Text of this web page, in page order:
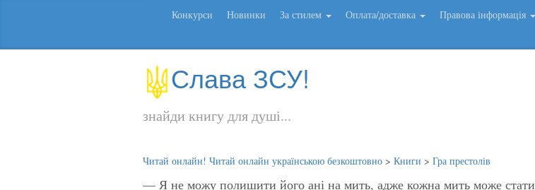
Конкурси Новинки За стилем Оплата/доставка Правова інформація
Слава ЗСУ!
знайди книгу для душі...
Читай онлайн! Читай онлайн українською безкоштовно > Книги > Гра престолів
— Я не можу полишити його ані на мить, адже кожна мить може стати